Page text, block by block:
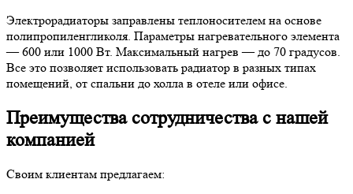
Электрорадиаторы заправлены теплоносителем на основе
полипропиленгликоля. Параметры нагревательного элемента
— 600 или 1000 Вт. Максимальный нагрев — до 70 градусов.
Все это позволяет использовать радиатор в разных типах
помещений, от спальни до холла в отеле или офисе.
Преимущества сотрудничества с нашей
компанией
Своим клиентам предлагаем: